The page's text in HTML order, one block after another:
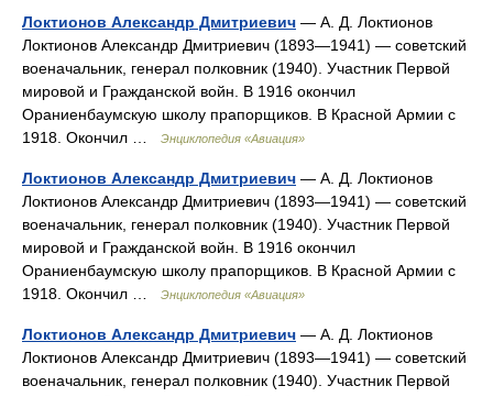
Локтионов Александр Дмитриевич — А. Д. Локтионов
Локтионов Александр Дмитриевич (1893—1941) — советский
военачальник, генерал полковник (1940). Участник Первой
мировой и Гражданской войн. В 1916 окончил
Ораниенбаумскую школу прапорщиков. В Красной Армии с
1918. Окончил …
Энциклопедия «Авиация»
Локтионов Александр Дмитриевич — А. Д. Локтионов
Локтионов Александр Дмитриевич (1893—1941) — советский
военачальник, генерал полковник (1940). Участник Первой
мировой и Гражданской войн. В 1916 окончил
Ораниенбаумскую школу прапорщиков. В Красной Армии с
1918. Окончил …
Энциклопедия «Авиация»
Локтионов Александр Дмитриевич — А. Д. Локтионов
Локтионов Александр Дмитриевич (1893—1941) — советский
военачальник, генерал полковник (1940). Участник Первой